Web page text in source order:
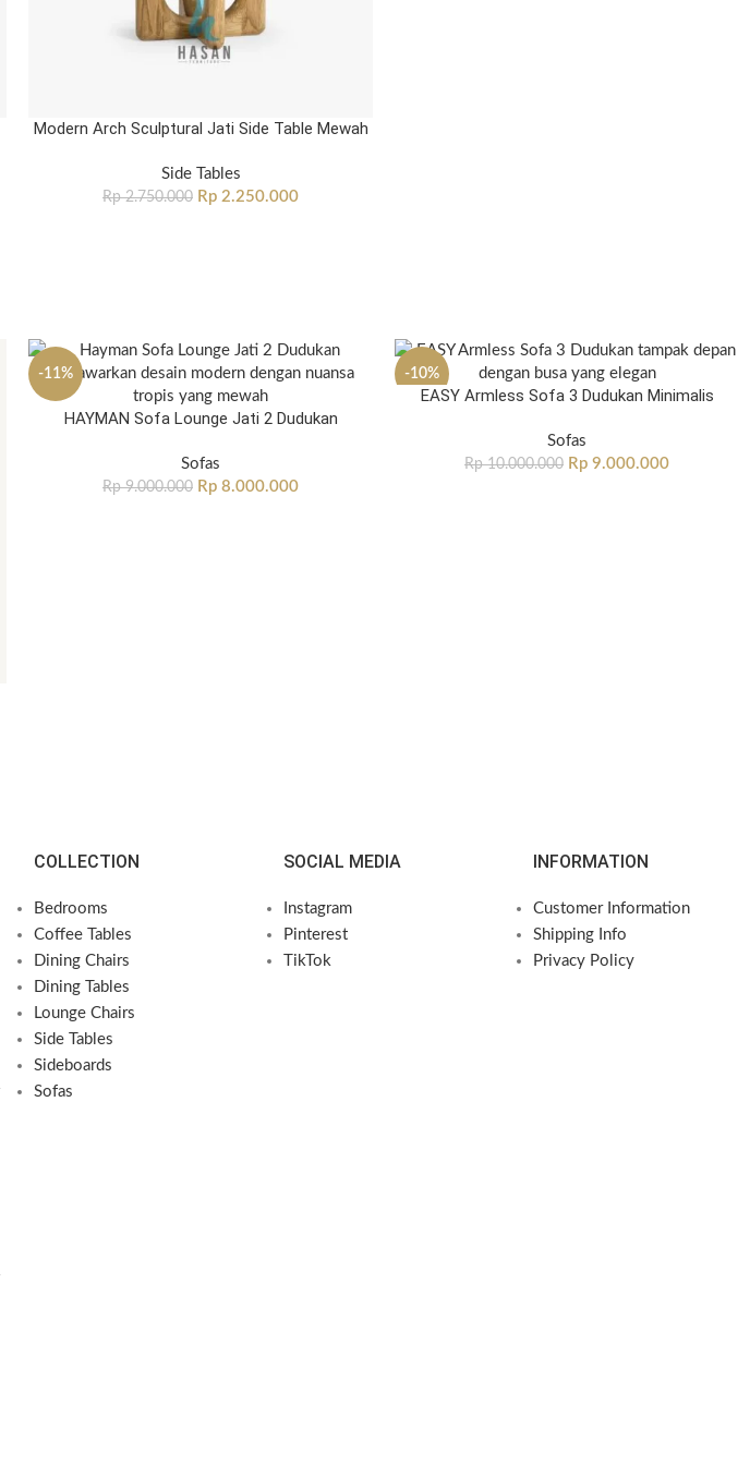
Modern Arch Sculptural Jati Side Table Mewah
Side Tables
Rp2.750.000 Rp 2.250.000
-11%
HAYMAN Sofa Lounge Jati 2 Dudukan
Sofas
Rp9.000.000 Rp 8.000.000
-10%
EASY Armless Sofa 3 Dudukan Minimalis
Sofas
Rp10.000.000 Rp 9.000.000
COLLECTION
Bedrooms
Coffee Tables
Dining Chairs
Dining Tables
Lounge Chairs
Side Tables
Sideboards
Sofas
SOCIAL MEDIA
Instagram
Pinterest
TikTok
INFORMATION
Customer Information
Shipping Info
Privacy Policy